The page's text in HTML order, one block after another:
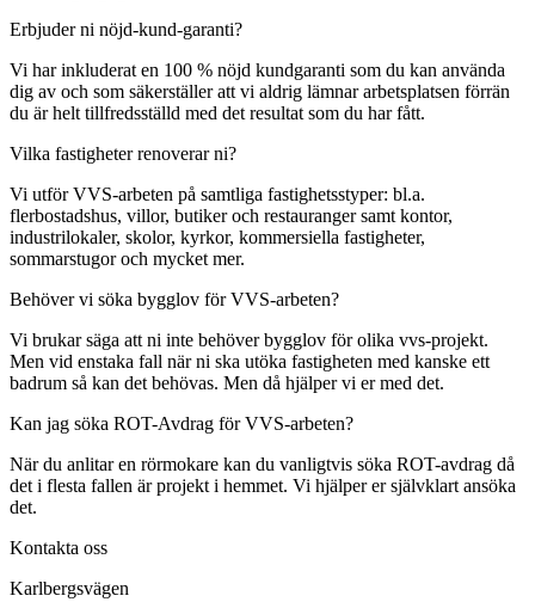
Erbjuder ni nöjd-kund-garanti?
Vi har inkluderat en 100 % nöjd kundgaranti som du kan använda
dig av och som säkerställer att vi aldrig lämnar arbetsplatsen förrän
du är helt tillfredsställd med det resultat som du har fått.
Vilka fastigheter renoverar ni?
Vi utför VVS-arbeten på samtliga fastighetsstyper: bl.a.
flerbostadshus, villor, butiker och restauranger samt kontor,
industrilokaler, skolor, kyrkor, kommersiella fastigheter,
sommarstugor och mycket mer.
Behöver vi söka bygglov för VVS-arbeten?
Vi brukar säga att ni inte behöver bygglov för olika vvs-projekt.
Men vid enstaka fall när ni ska utöka fastigheten med kanske ett
badrum så kan det behövas. Men då hjälper vi er med det.
Kan jag söka ROT-Avdrag för VVS-arbeten?
När du anlitar en rörmokare kan du vanligtvis söka ROT-avdrag då
det i flesta fallen är projekt i hemmet. Vi hjälper er självklart ansöka
det.
Kontakta oss
Karlbergsvägen